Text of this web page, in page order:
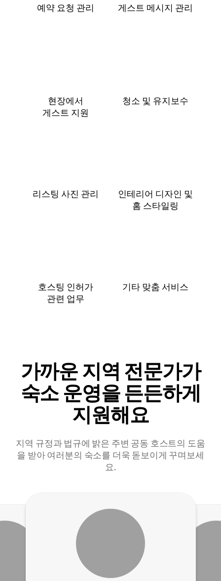
예약 요청 관리 게스트 메⁠시⁠지 관⁠리
현장에서
게⁠스⁠트 지⁠원
청소 및 유지보수
리스팅 사진 관리
인테리어 디자인 및
홈 스⁠타⁠일⁠링
호스팅 인허가
관⁠련 업⁠무
기타 맞춤 서비스
가까운 지역 전문가가
숙소 운영을 든든하게
지원해요
지역 규정과 법규에 밝은 주변 공동 호스트의 도움
을 받아 여러분의 숙소를 더욱 돋보이게 꾸며보세
요.